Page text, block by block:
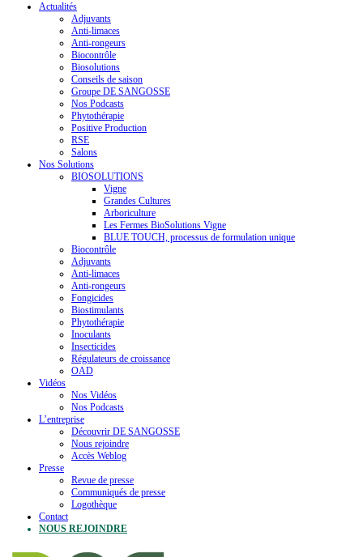
Actualités
Adjuvants
Anti-limaces
Anti-rongeurs
Biocontrôle
Biosolutions
Conseils de saison
Groupe DE SANGOSSE
Nos Podcasts
Phytothérapie
Positive Production
RSE
Salons
Nos Solutions
BIOSOLUTIONS
Vigne
Grandes Cultures
Arboriculture
Les Fermes BioSolutions Vigne
BLUE TOUCH, processus de formulation unique
Biocontrôle
Adjuvants
Anti-limaces
Anti-rongeurs
Fongicides
Biostimulants
Phytothérapie
Inoculants
Insecticides
Régulateurs de croissance
OAD
Vidéos
Nos Vidéos
Nos Podcasts
L’entreprise
Découvrir DE SANGOSSE
Nous rejoindre
Accès Weblog
Presse
Revue de presse
Communiqués de presse
Logothèque
Contact
NOUS REJOINDRE